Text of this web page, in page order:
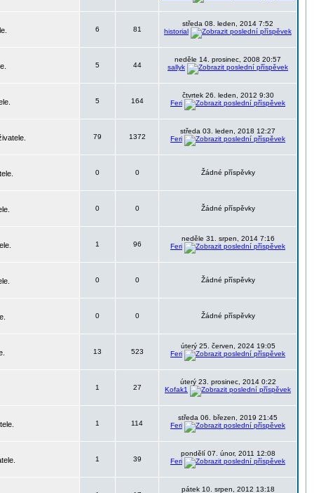
6 81
středa 08. leden, 2014 7:52
historial
5 44
neděle 14. prosinec, 2008 20:57
sallyk
5 164
čtvrtek 26. leden, 2012 9:30
Feri
79 1372
středa 03. leden, 2018 12:27
Feri
0 0 Žádné příspěvky
0 0 Žádné příspěvky
1 96
neděle 31. srpen, 2014 7:16
Feri
0 0 Žádné příspěvky
0 0 Žádné příspěvky
13 523
úterý 25. červen, 2024 19:05
Feri
1 27
úterý 23. prosinec, 2014 0:22
Kofak1
1 114
středa 06. březen, 2019 21:45
Feri
1 39
pondělí 07. únor, 2011 12:08
Feri
pátek 10. srpen, 2012 13:18